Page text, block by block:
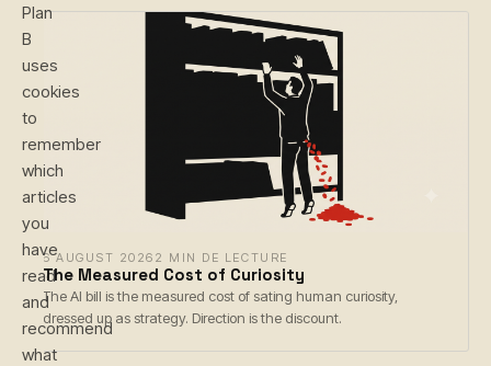
6 AUGUST 2026 2 MIN DE LECTURE
The Measured Cost of Curiosity
The AI bill is the measured cost of sating human curiosity,
dressed up as strategy. Direction is the discount.
Plan
B
uses
cookies
to
remember
which
articles
you
have
read
and
recommend
what